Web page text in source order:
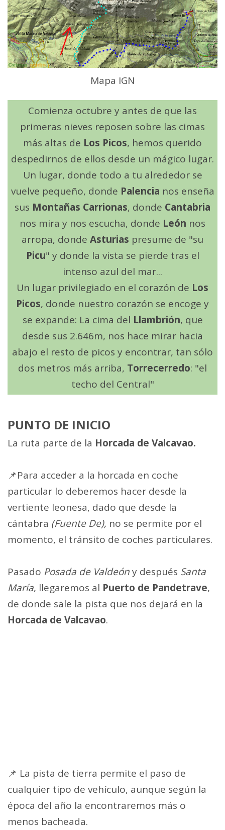
Mapa IGN
Comienza octubre y antes de que las
primeras nieves reposen sobre las cimas
más altas de Los Picos, hemos querido
despedirnos de ellos desde un mágico lugar.
Un lugar, donde todo a tu alrededor se
vuelve pequeño, donde Palencia nos enseña
sus Montañas Carrionas, donde Cantabria
nos mira y nos escucha, donde León nos
arropa, donde Asturias presume de "su
Picu" y donde la vista se pierde tras el
intenso azul del mar...
Un lugar privilegiado en el corazón de Los
Picos, donde nuestro corazón se encoge y
se expande: La cima del Llambrión, que
desde sus 2.646m, nos hace mirar hacia
abajo el resto de picos y encontrar, tan sólo
dos metros más arriba, Torrecerredo: "el
techo del Central"
PUNTO DE INICIO
La ruta parte de la Horcada de Valcavao.
📌Para acceder a la horcada en coche
particular lo deberemos hacer desde la
vertiente leonesa, dado que desde la
cántabra (Fuente De), no se permite por el
momento, el tránsito de coches particulares.
Pasado Posada de Valdeóny después Santa
María, llegaremos al Puerto de Pandetrave,
de donde sale la pista que nos dejará en la
Horcada de Valcavao.
📌 La pista de tierra permite el paso de
cualquier tipo de vehículo, aunque según la
época del año la encontraremos más o
menos bacheada.